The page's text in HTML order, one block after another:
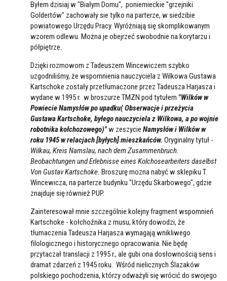
Byłem dzisiaj w "Białym Domu", poniemieckie "grzejniki
Goldertów" zachowały sie tylko na parterze, w siedzibie
powiatowego Urzędu Pracy. Wyróżniają się skomplikowanym
wzorem odlewu. Można je obejrzeć swobodnie na korytarzu i
półpiętrze.
Dzięki rozmowom z Tadeuszem Wincewiczem szybko
uzgodniliśmy, że wspomnienia nauczyciela z Wilkowa Gustawa
Kartschoke zostały przetłumaczone przez Tadeusza Harjasza i
wydane w 1995 r. w broszurze TMZN pod tytułem "Wilków w
Powiecie Namysłów po upadku( Obserwacje i przeżycia
Gustawa Kartschoke, byłego nauczyciela z Wilkowa, a po wojnie
robotnika kołchozowego)"w zeszycie Namysłów i Wilków w
roku 1945 w relacjach [byłych] mieszkańców. Oryginalny tytuł -
Wilkau, Kreis Namslau, nach dem Zusammenbruch.
Beobachtungen und Erlebnisse eines Kolchosearbeiters daselbst
Von Gustav Kartschoke. Broszurę mozna nabyć w sklepiku T.
Wincewicza, na parterze budynku "Urzędu Skarbowego", gdzie
znajduje się również PUP.
Zainteresował mnie szczególnie kolejny fragment wspomnień
Kartschoke - kołchoźnika z musu, który dowodzi, że
tłumaczenia Tadeusza Harjasza wymagają wnikliwego
filologicznego i historycznego opracowania. Nie będę
przytaczał translacji z 1995 r., ale gubi ona dosłownością sens i
dramat zdarzeń z 1945 roku. Wśród nielicznych Ślazaków
polskiego pochodzenia, którzy odważyli się wrócić do swojego